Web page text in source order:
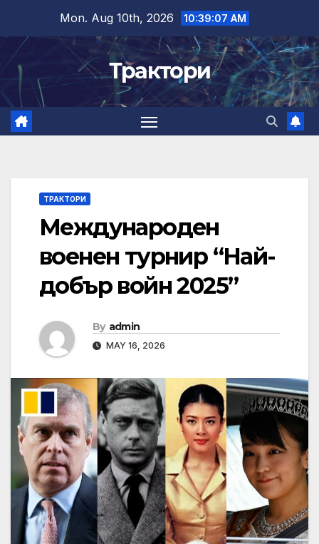
content
Mon. Aug 10th, 2026 10:39:08 AM
Трактори
ТРАКТОРИ
Международен
военен турнир “Най-
добър войн 2025”
By admin
MAY 16, 2026